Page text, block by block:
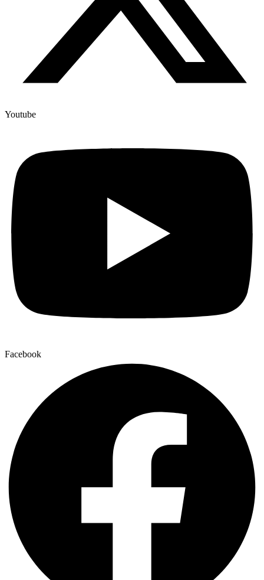
Youtube
Facebook